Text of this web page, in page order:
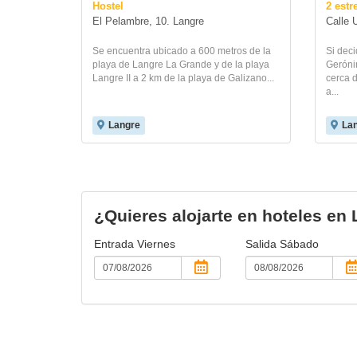
Hostel
El Pelambre, 10. Langre
Se encuentra ubicado a 600 metros de la
playa de Langre La Grande y de la playa
Langre II a 2 km de la playa de Galizano...
Langre
2
Calle
Si
cerca
a...
¿Quieres alojarte en hoteles en
Entrada Viernes Salida Sábado